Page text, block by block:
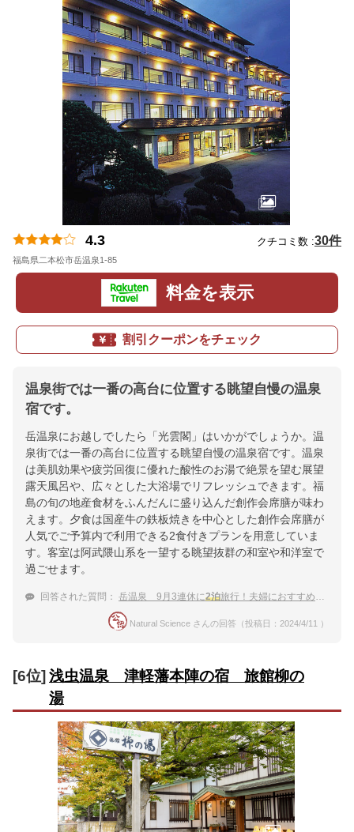
4.3 クチコミ数 :30件
福島県二本松市岳温泉1-85
料金を表示
割引クーポンをチェック
温泉街では一番の高台に位置する眺望自慢の温泉
宿です。
岳温泉にお越しでしたら「光雲閣」はいかがでしょうか。温
泉街では一番の高台に位置する眺望自慢の温泉宿です。温泉
は美肌効果や疲労回復に優れた酸性のお湯で絶景を望む展望
露天風呂や、広々とした大浴場でリフレッシュできます。福
島の旬の地産食材をふんだんに盛り込んだ創作会席膳が味わ
えます。夕食は国産牛の鉄板焼きを中心とした創作会席膳が
人気でご予算内で利用できる2食付きプランを用意していま
す。客室は阿武隈山系を一望する眺望抜群の和室や和洋室で
過ごせます。
回答された質問： 岳温泉 9月3連休に2泊旅行！夫婦におすすめの落ち着いた温泉宿
Natural Science さんの回答（投稿日：2024/4/11 ）
[6位] 浅虫温泉 津軽藩本陣の宿 旅館柳の
湯